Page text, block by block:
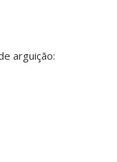
arguição: